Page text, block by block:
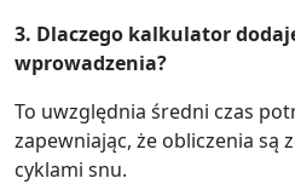
3. Dlaczego kalkulator
wprowadzenia?
To uwzględnia średni czas
zapewniając, że obliczenia są
cyklami snu.